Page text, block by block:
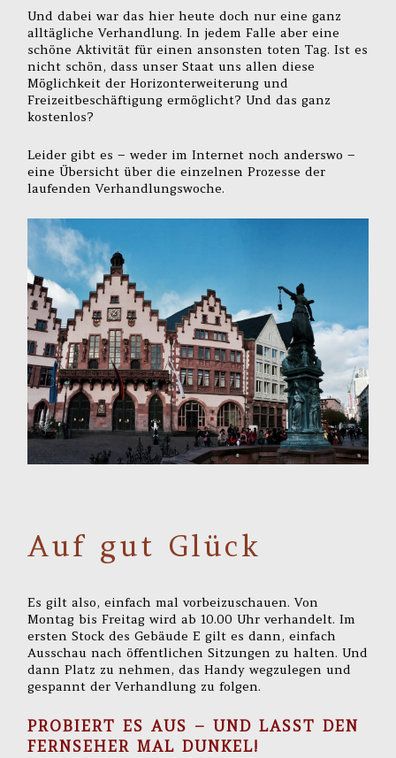
Und dabei war das hier heute doch nur eine ganz
alltägliche Verhandlung. In jedem Falle aber eine
schöne Aktivität für einen ansonsten toten Tag. Ist es
nicht schön, dass unser Staat uns allen diese
Möglichkeit der Horizonterweiterung und
Freizeitbeschäftigung ermöglicht? Und das ganz
kostenlos?
Leider gibt es – weder im Internet noch anderswo –
eine Übersicht über die einzelnen Prozesse der
laufenden Verhandlungswoche.
Auf gut Glück
Es gilt also, einfach mal vorbeizuschauen. Von
Montag bis Freitag wird ab 10.00 Uhr verhandelt. Im
ersten Stock des Gebäude E gilt es dann, einfach
Ausschau nach öffentlichen Sitzungen zu halten. Und
dann Platz zu nehmen, das Handy wegzulegen und
gespannt der Verhandlung zu folgen.
PROBIERT ES AUS – UND LASST DEN
FERNSEHER MAL DUNKEL!